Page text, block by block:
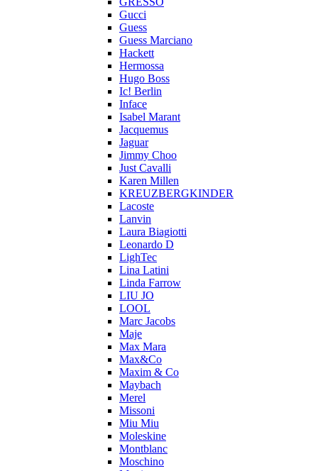
Gucci
Guess
Guess Marciano
Hackett
Hermossa
Hugo Boss
Ic! Berlin
Inface
Isabel Marant
Jacquemus
Jaguar
Jimmy Choo
Just Cavalli
Karen Millen
KREUZBERGKINDER
Lacoste
Lanvin
Laura Biagiotti
Leonardo D
LighTec
Lina Latini
Linda Farrow
LIU JO
LOOL
Marc Jacobs
Maje
Max Mara
Max&Co
Maxim & Co
Maybach
Merel
Missoni
Miu Miu
Moleskine
Montblanc
Moschino